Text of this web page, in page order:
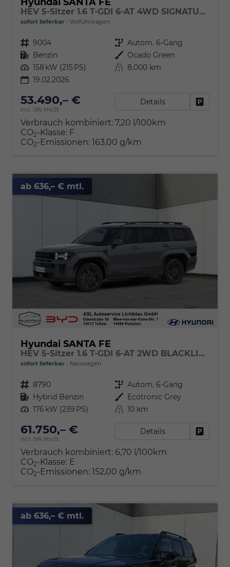
HEV 5-Sitzer 1.6 T-GDI 6-AT 4WD SIGNATURE
sofort lieferbar Vorführwagen
Fahrzeugnr. 9004 Getriebe Autom. 6-Gang
Kraftstoff Benzin Außenfarbe Ocado Green
Leistung 158 kW (215 PS) Kilometerstand 8.000 km
19.02.2026
53.490,– €
incl. 19% MwSt.
Details
Verbrauch kombiniert: 7,20 l/100km
CO2-Klasse: F
CO2-Emissionen: 163,00 g/km
ab 636,– € mtl.
Hyundai SANTA FE
HEV 5-Sitzer 1.6 T-GDI 6-AT 2WD BLACKLINE Glas-Schiebedach
sofort lieferbar Neuwagen
Fahrzeugnr. 8790 Getriebe Autom. 6-Gang
Kraftstoff Hybrid Benzin Außenfarbe Ecotronic Grey
Leistung 176 kW (239 PS) Kilometerstand 10 km
61.750,– €
incl. 19% MwSt.
Details
Verbrauch kombiniert: 6,70 l/100km
CO2-Klasse: E
CO2-Emissionen: 152,00 g/km
ab 636,– € mtl.